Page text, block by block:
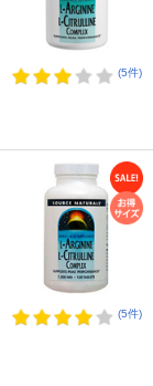
(5件)
(5件)